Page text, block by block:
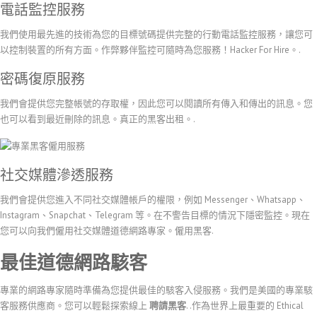
電話監控服務
我們使用最先進的技術為您的目標號碼提供完整的行動電話監控服務，讓您可
以控制裝置的所有方面。作弊夥伴監控可隨時為您服務！Hacker For Hire。.
密碼復原服務
我們會提供您完整帳號的存取權，因此您可以閱讀所有傳入和傳出的訊息。您
也可以看到最近刪除的訊息。真正的黑客出租。.
社交媒體滲透服務
我們會提供您進入不同社交媒體帳戶的權限，例如 Messenger、Whatsapp、
Instagram、Snapchat、Telegram 等。在不警告目標的情況下隱密監控。現在
您可以向我們僱用社交媒體道德網路專家。僱用黑客.
最佳道德網路駭客
專業的網路專家隨時準備為您提供最佳的駭客入侵服務。我們是美國的專業駭
客服務供應商。您可以輕鬆探索線上 聘請黑客. .作為世界上最重要的 Ethical